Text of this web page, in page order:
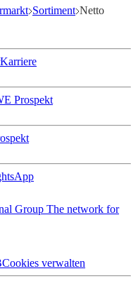
Sortiment Netto
Karriere
Prospekt
App
Group The network for
Cookies verwalten